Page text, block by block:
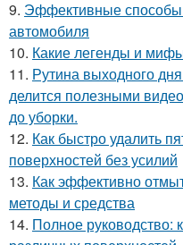
9. Эффективные способы
автомобиля
10. Какие легенды и
11. Рутина выходного
делится полезными
до уборки.
12. Как быстро удалить
поверхностей без усилий
13. Как эффективно
методы и средства
14. Полное руководство: